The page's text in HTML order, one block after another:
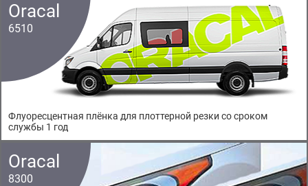
Oracal
6510
Флуоресцентная плёнка для плоттерной резки со сроком
службы 1 год
Oracal
8300